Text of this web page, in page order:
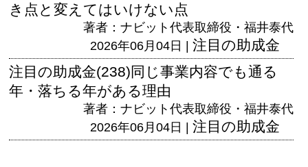
き点と変えてはいけない点
著者：ナビット代表取締役・福井泰代
2026年06月04日 | 注目の助成金
注目の助成金(238)同じ事業内容でも通る
年・落ちる年がある理由
著者：ナビット代表取締役・福井泰代
2026年06月04日 | 注目の助成金